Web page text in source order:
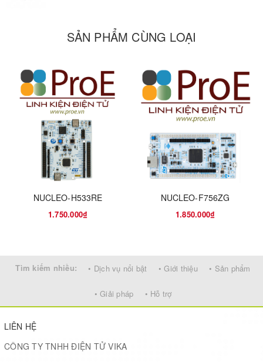
These features make the STM32F103xx high-density
of applications such as motor drives, application control, medical
and handheld equipment, PC and gaming peripherals, GPS
platforms, industrial applications, PLCs, inverters, printers,
scanners, alarm systems video intercom, and HVAC.
SẢN PHẨM CÙNG LOẠI
NUCLEO-H533RE
1.750.000₫
NUCLEO-F756ZG
1.850.000₫
Tìm kiếm nhiều: • Dịch vụ nổi bật • Giới thiệu • Sản phẩm
• Giải pháp • Hỗ trợ
LIÊN HỆ
CÔNG TY TNHH ĐIỆN TỬ VIKA